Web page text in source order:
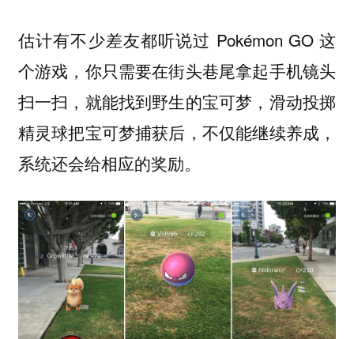
估计有不少差友都听说过 Pokémon GO 这
个游戏，你只需要在街头巷尾拿起手机镜头
扫一扫，就能找到野生的宝可梦，滑动投掷
精灵球把宝可梦捕获后，不仅能继续养成，
系统还会给相应的奖励。